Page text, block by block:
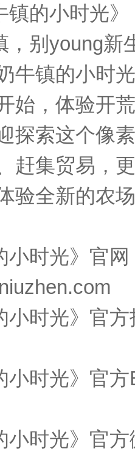
的小时光》
，别young新
牛镇的小时
始，体验开
探索这个像
赶集贸易，
验全新的农
小时光》官网
小时光》官
小时光》官
小时光》官